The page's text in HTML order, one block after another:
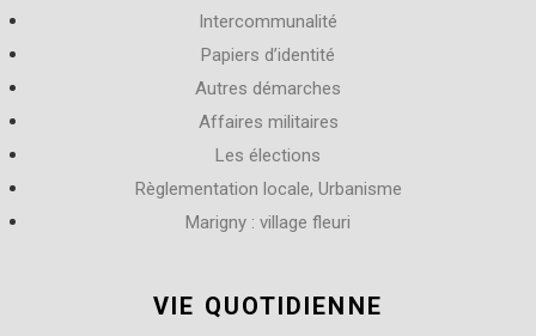
Intercommunalité
Papiers d’identité
Autres démarches
Affaires militaires
Les élections
Règlementation locale, Urbanisme
Marigny : village fleuri
VIE QUOTIDIENNE